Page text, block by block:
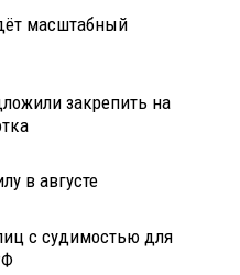
масштабный
закрепить на
в августе
с судимостью для